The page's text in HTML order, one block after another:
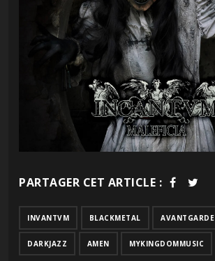
PARTAGER CET ARTICLE :
INVANTVM BLACKMETAL AVANTGARDE
DARKJAZZ AMEN MYKINGDOMMUSIC